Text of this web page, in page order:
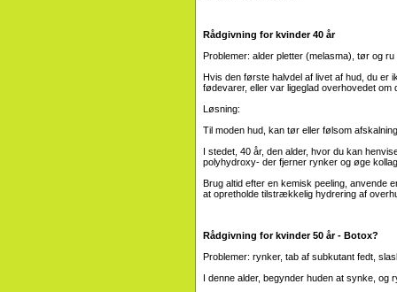
Rådgivning for kvinder 40 år
Problemer: alder pletter (melasma), tør og
Hvis den første halvdel af livet af hud, du
fødevarer, eller var ligeglad overhovedet
Løsning:
Til moden hud, kan tør eller følsom
I stedet, 40 år, den alder, hvor du kan
polyhydroxy- der fjerner rynker og øge
Brug altid efter en kemisk peeling, anvende
at opretholde tilstrækkelig hydrering af
Rådgivning for kvinder 50 år - Botox?
Problemer: rynker, tab af subkutant fedt,
I denne alder, begynder huden at synke, og